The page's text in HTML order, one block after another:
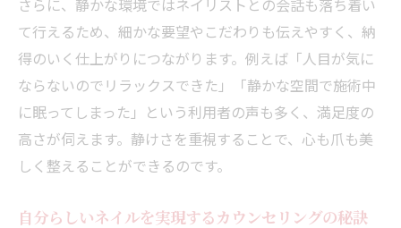
て行えるため、細かな要望やこだわりも伝えやすく、納
得のいく仕上がりにつながります。例えば「人目が気に
ならないのでリラックスできた」「静かな空間で施術中
に眠ってしまった」という利用者の声も多く、満足度の
高さが伺えます。静けさを重視することで、心も爪も美
しく整えることができるのです。
自分らしいネイルを実現するカウンセリングの秘訣